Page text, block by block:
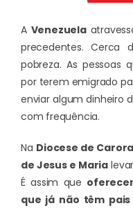
A Venezuela
precedentes. Cerca
pobreza. As pessoas
por terem emigrado
enviar algum dinheiro
com frequência.
Na Diocese de
de Jesus e Maria
É assim que
que já não têm